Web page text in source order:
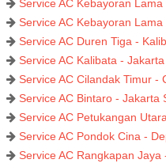
Service AC Kebayoran
Service AC Kebayoran
Service AC Duren Tiga -
Service AC Kalibata -
Service AC Cilandak Timur -
Service AC Bintaro - Jakarta
Service AC Petukangan
Service AC Pondok Cina -
Service AC Rangkapan Jaya